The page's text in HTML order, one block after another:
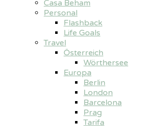
Casa Beham
Personal
Flashback
Life Goals
Travel
Österreich
Wörthersee
Europa
Berlin
London
Barcelona
Prag
Tarifa